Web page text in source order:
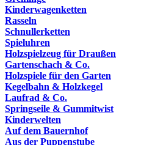
Kinderwagenketten
Rasseln
Schnullerketten
Spieluhren
Holzspielzeug für Draußen
Gartenschach & Co.
Holzspiele für den Garten
Kegelbahn & Holzkegel
Laufrad & Co.
Springseile & Gummitwist
Kinderwelten
Auf dem Bauernhof
Aus der Puppenstube